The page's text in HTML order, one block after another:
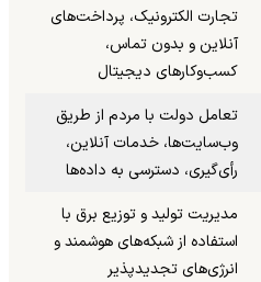
تجارت الکترونیک، پرداخت‌های
آنلاین و بدون تماس،
کسب‌وکارهای دیجیتال
تعامل دولت با مردم از طریق
وب‌سایت‌ها، خدمات آنلاین،
رأی‌گیری، دسترسی به داده‌ها
مدیریت تولید و توزیع برق با
استفاده از شبکه‌های هوشمند و
انرژی‌های تجدیدپذیر